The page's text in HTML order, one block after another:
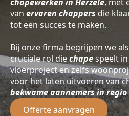
van ervaren chappers die
tot een succes te maken.
Bij onze firma begrijpen we
cruciale rol diechapespeelt
vloerproject en zelfs
voor het laten uitvoeren van
bekwame aannemers in regio
Offerte aanvragen